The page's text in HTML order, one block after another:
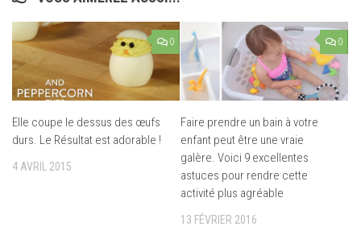
0
Elle coupe le dessus des œufs
durs. Le Résultat est adorable !
4 AVRIL 2015
0
Faire prendre un bain à votre
enfant peut être une vraie
galère. Voici 9 excellentes
astuces pour rendre cette
activité plus agréable
13 FÉVRIER 2016